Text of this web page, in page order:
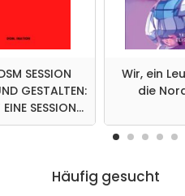
SESSION
GESTALTEN:
SESSION
Wir, ein
die
Häufig gesucht